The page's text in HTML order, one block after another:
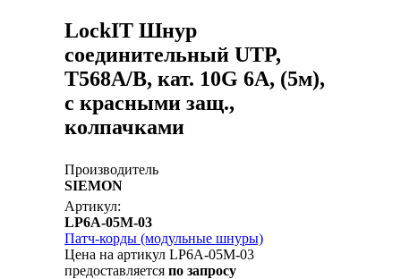
LockIT Шнур
соединительный UTP,
Т568А/B, кат. 10G 6A, (5м),
с красными защ.,
колпачками
Производитель
SIEMON
Артикул:
LP6A-05M-03
Патч-корды (модульные шнуры)
Цена на артикул LP6A-05M-03
предоставляется по запросу